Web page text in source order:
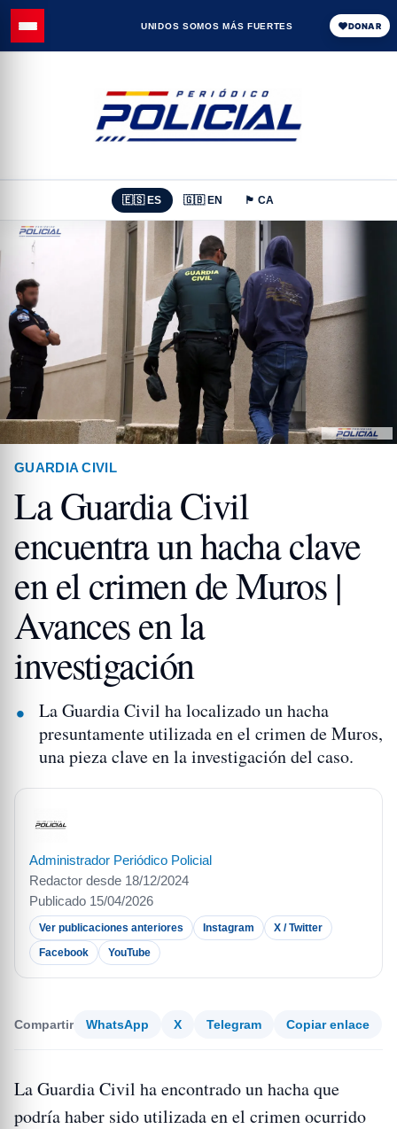
UNIDOS SOMOS MÁS FUERTES DONAR
🇪🇸 ES 🇬🇧 EN 🏴 CA
GUARDIA CIVIL
La Guardia Civil
encuentra un hacha clave
en el crimen de Muros |
Avances en la
investigación
La Guardia Civil ha localizado un hacha
presuntamente utilizada en el crimen de Muros,
una pieza clave en la investigación del caso.
Administrador Periódico Policial
Redactor desde 18/12/2024
Publicado 15/04/2026
Ver publicaciones anteriores Instagram
X / Twitter
Facebook
YouTube
Compartir WhatsApp X Telegram Copiar enlace
La Guardia Civil ha encontrado un hacha que
podría haber sido utilizada en el crimen ocurrido